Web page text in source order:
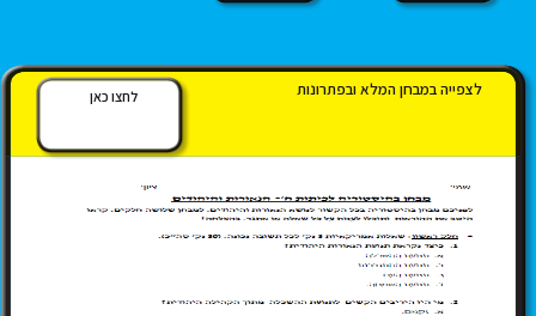
לצפייה במבחן המלא ובפתרונות לחצו כאן